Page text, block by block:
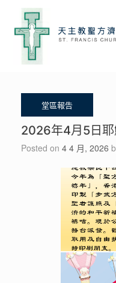
content
2026年4月5日
Posted on 4 4 月, 2026